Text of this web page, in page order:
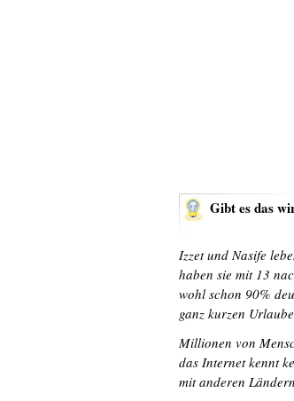
Gibt es das
Izzet und Nasife
haben sie mit 13
wohl schon 90%
ganz kurzen
Millionen von
das Internet kennt
mit anderen